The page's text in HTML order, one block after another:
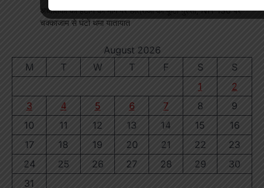
अधीक्षिका को हटाने की मांग पर छात्राओं का फूटा गुस्सा, NH-130 पर
चक्काजाम से घंटों थमा यातायात
August 2026
M
T W T F S
S
1
2
3
4 5 6 7 8
9
10
11 12 13 14 15
16
17
18 19 20 21 22
23
24
25 26 27 28 29
30
31